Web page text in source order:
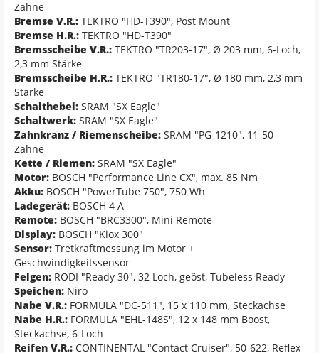
Zähne
Bremse V.R.: TEKTRO "HD-T390", Post Mount
Bremse H.R.: TEKTRO "HD-T390"
Bremsscheibe V.R.: TEKTRO "TR203-17", Ø 203 mm, 6-Loch,
2,3 mm Stärke
Bremsscheibe H.R.: TEKTRO "TR180-17", Ø 180 mm, 2,3 mm
Stärke
Schalthebel: SRAM "SX Eagle"
Schaltwerk: SRAM "SX Eagle"
Zahnkranz / Riemenscheibe: SRAM "PG-1210", 11-50
Zähne
Kette / Riemen: SRAM "SX Eagle"
Motor: BOSCH "Performance Line CX", max. 85 Nm
Akku: BOSCH "PowerTube 750", 750 Wh
Ladegerät: BOSCH 4 A
Remote: BOSCH "BRC3300", Mini Remote
Display: BOSCH "Kiox 300"
Sensor: Tretkraftmessung im Motor +
Geschwindigkeitssensor
Felgen: RODI "Ready 30", 32 Loch, geöst, Tubeless Ready
Speichen: Niro
Nabe V.R.: FORMULA "DC-511", 15 x 110 mm, Steckachse
Nabe H.R.: FORMULA "EHL-148S", 12 x 148 mm Boost,
Steckachse, 6-Loch
Reifen V.R.: CONTINENTAL "Contact Cruiser", 50-622, Reflex